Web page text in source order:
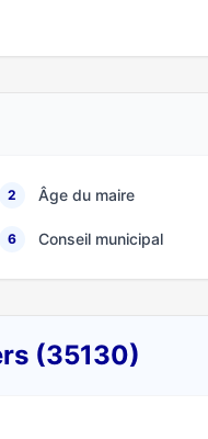
2 Âge du maire
6 Conseil municipal
(35130)